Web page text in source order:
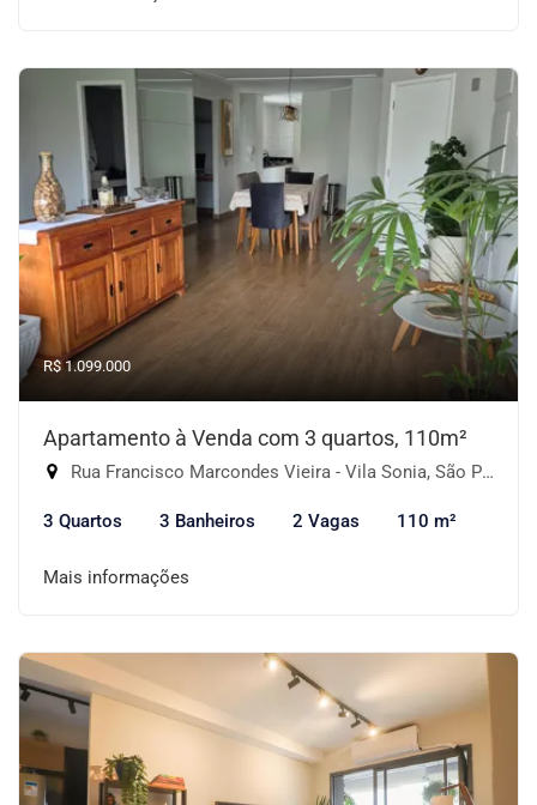
R$ 1.099.000
Apartamento à Venda com 3 quartos, 110m²
Rua Francisco Marcondes Vieira - Vila Sonia, São Paulo-SP
3 Quartos 3 Banheiros 2 Vagas 110 m²
Mais informações